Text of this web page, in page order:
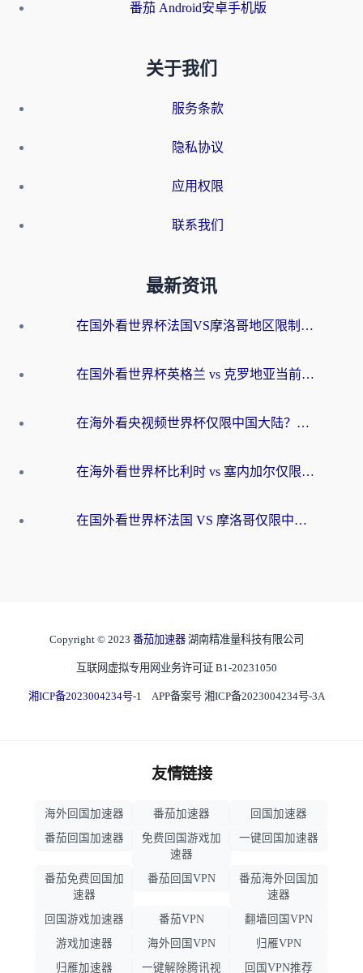
番茄 Android安卓手机版
关于我们
服务条款
隐私协议
应用权限
联系我们
最新资讯
在国外看世界杯法国VS摩洛哥地区限制？这篇指南让你流畅看中文解说无压力
在国外看世界杯英格兰 vs 克罗地亚当前地区不可播放？这篇指南帮你搞定所有海外观赛难题
在海外看央视频世界杯仅限中国大陆？这篇指南帮你解锁中文解说+无卡顿直播
在海外看世界杯比利时 vs 塞内加尔仅限中国大陆？我找到了最流畅的中文解说之路
在国外看世界杯法国 VS 摩洛哥仅限中国大陆？海外党这样看中文解说赛事不卡顿
Copyright © 2023 番茄加速器 湖南精准量科技有限公司
互联网虚拟专用网业务许可证 B1-20231050
湘ICP备2023004234号-1 APP备案号 湘ICP备2023004234号-3A
友情链接
海外回国加速器 番茄加速器
回国加速器
番茄回国加速器
免费回国游戏加
速器
一键回国加速器
番茄免费回国加
速器
番茄回国VPN
番茄海外回国加
速器
回国游戏加速器
番茄VPN
翻墙回国VPN
游戏加速器
海外回国VPN
归雁VPN
归雁加速器
一键解除腾讯视 回国VPN推荐